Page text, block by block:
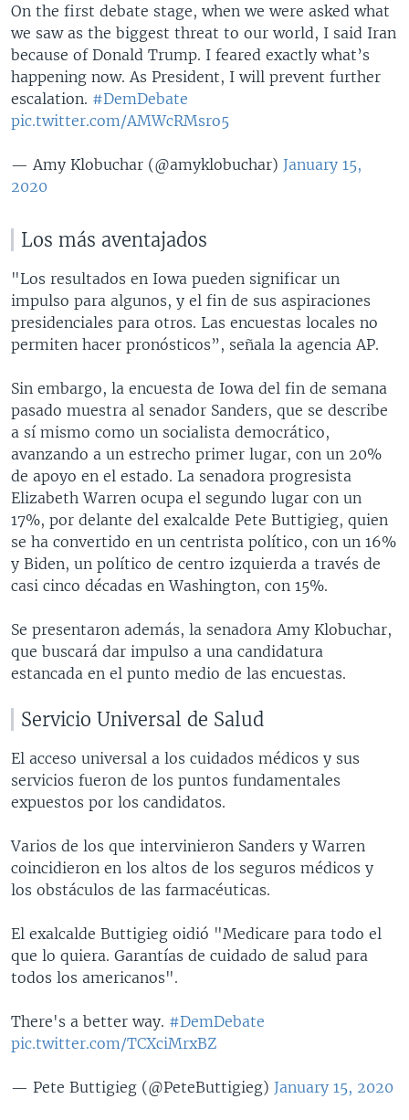
On the first debate stage, when we were asked what
we saw as the biggest threat to our world, I said Iran
because of Donald Trump. I feared exactly what’s
happening now. As President, I will prevent further
escalation. #DemDebate
pic.twitter.com/AMWcRMsro5
— Amy Klobuchar (@amyklobuchar) January 15,
2020
Los más aventajados
"Los resultados en Iowa pueden significar un
impulso para algunos, y el fin de sus aspiraciones
presidenciales para otros. Las encuestas locales no
permiten hacer pronósticos”, señala la agencia AP.
Sin embargo, la encuesta de Iowa del fin de semana
pasado muestra al senador Sanders, que se describe
a sí mismo como un socialista democrático,
avanzando a un estrecho primer lugar, con un 20%
de apoyo en el estado. La senadora progresista
Elizabeth Warren ocupa el segundo lugar con un
17%, por delante del exalcalde Pete Buttigieg, quien
se ha convertido en un centrista político, con un 16%
y Biden, un político de centro izquierda a través de
casi cinco décadas en Washington, con 15%.
Se presentaron además, la senadora Amy Klobuchar,
que buscará dar impulso a una candidatura
estancada en el punto medio de las encuestas.
Servicio Universal de Salud
El acceso universal a los cuidados médicos y sus
servicios fueron de los puntos fundamentales
expuestos por los candidatos.
Varios de los que intervinieron Sanders y Warren
coincidieron en los altos de los seguros médicos y
los obstáculos de las farmacéuticas.
El exalcalde Buttigieg oidió "Medicare para todo el
que lo quiera. Garantías de cuidado de salud para
todos los americanos".
There's a better way. #DemDebate
pic.twitter.com/TCXciMrxBZ
— Pete Buttigieg (@PeteButtigieg) January 15, 2020